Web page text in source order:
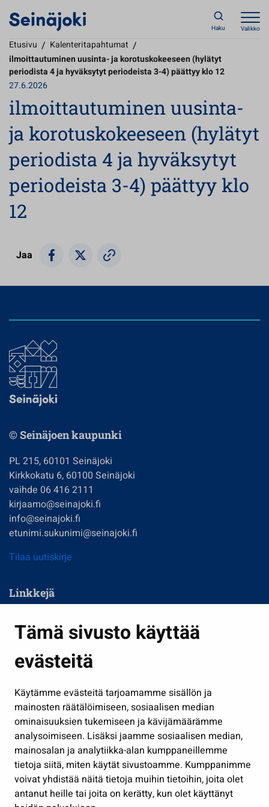
Tämä sivusto käyttää
evästeitä
Käytämme evästeitä tarjoamamme sisällön ja
mainosten räätälöimiseen, sosiaalisen median
ominaisuuksien tukemiseen ja kävijämäärämme
analysoimiseen. Lisäksi jaamme sosiaalisen median,
mainosalan ja analytiikka-alan kumppaneillemme
tietoja siitä, miten käytät sivustoamme. Kumppanimme
voivat yhdistää näitä tietoja muihin tietoihin, joita olet
antanut heille tai joita on kerätty, kun olet käyttänyt
Haku Valikko
Etusivu / Kalenteritapahtumat /
ilmoittautuminen uusinta- ja korotuskokeeseen (hylätyt
periodista 4 ja hyväksytyt periodeista 3-4) päättyy klo 12
27.6.2026
ilmoittautuminen uusinta-
ja korotuskokeeseen (hylätyt
periodista 4 ja hyväksytyt
periodeista 3-4) päättyy klo
12
Jaa
© Seinäjoen kaupunki
PL 215, 60101 Seinäjoki
Kirkkokatu 6, 60100 Seinäjoki
vaihde 06 416 2111
kirjaamo@seinajoki.fi
info@seinajoki.fi
etunimi.sukunimi@seinajoki.fi
Tilaa uutiskirje
Linkkejä
Kasvatus ja opetus
Kulttuuri ja liikunta
Työ ja yrittäminen
Osallistu ja asioi
Näytä omat evästeasetukseni
Seuraa meitä